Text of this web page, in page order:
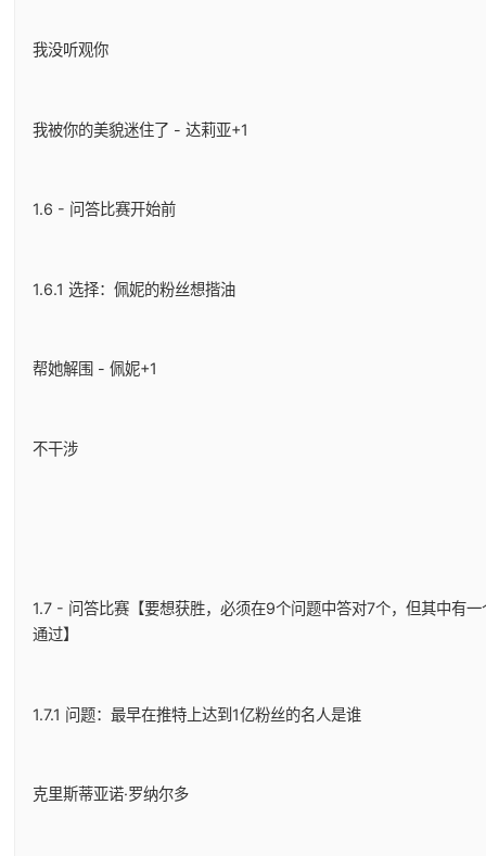
我没听观你
我被你的美貌迷住了 - 达莉亚+1
1.6 - 问答比赛开始前
1.6.1 选择：佩妮的粉丝想揩油
帮她解围 - 佩妮+1
不干涉
1.7 - 问答比赛【要想获胜，必须在9个问题中答对7个，但其中有
通过】
1.7.1 问题：最早在推特上达到1亿粉丝的名人是谁
克里斯蒂亚诺·罗纳尔多